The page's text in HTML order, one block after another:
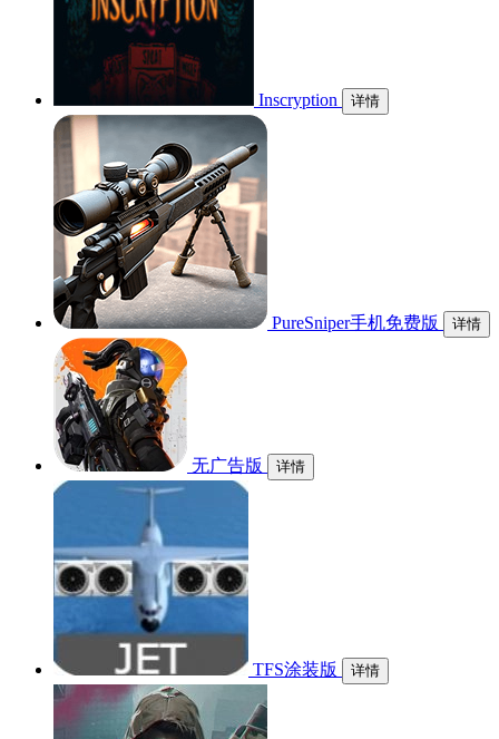
Inscryption 详情
PureSniper手机免费版 详情
无广告版 详情
TFS涂装版 详情